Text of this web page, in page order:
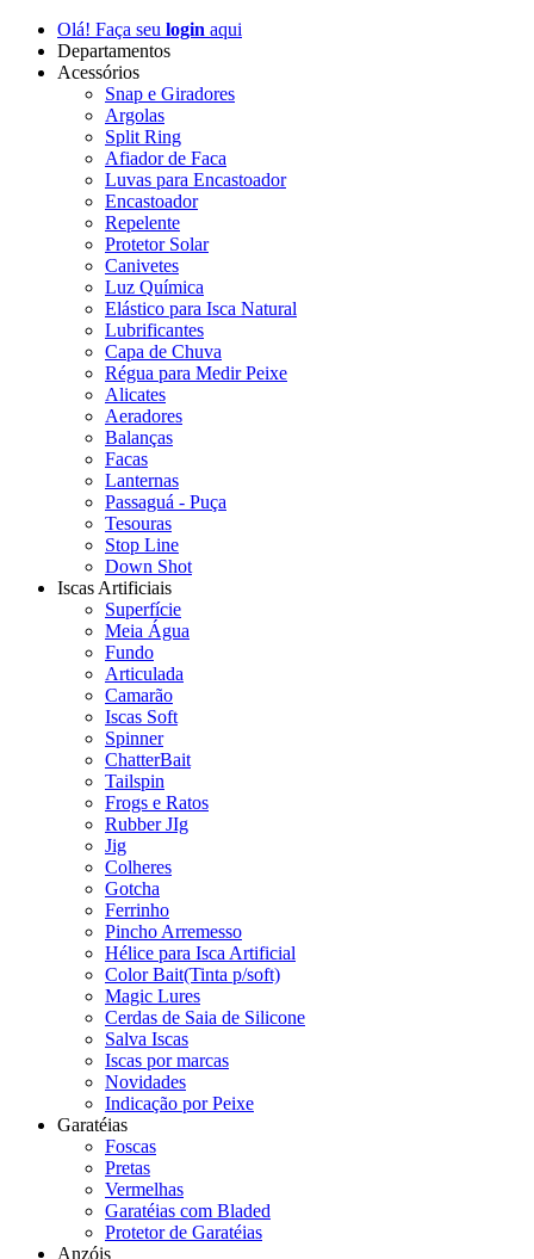
Olá! Faça seu login aqui
Departamentos
Acessórios
Snap e Giradores
Argolas
Split Ring
Afiador de Faca
Luvas para Encastoador
Encastoador
Repelente
Protetor Solar
Canivetes
Luz Química
Elástico para Isca Natural
Lubrificantes
Capa de Chuva
Régua para Medir Peixe
Alicates
Aeradores
Balanças
Facas
Lanternas
Passaguá - Puça
Tesouras
Stop Line
Down Shot
Iscas Artificiais
Superfície
Meia Água
Fundo
Articulada
Camarão
Iscas Soft
Spinner
ChatterBait
Tailspin
Frogs e Ratos
Rubber JIg
Jig
Colheres
Gotcha
Ferrinho
Pincho Arremesso
Hélice para Isca Artificial
Color Bait(Tinta p/soft)
Magic Lures
Cerdas de Saia de Silicone
Salva Iscas
Iscas por marcas
Novidades
Indicação por Peixe
Garatéias
Foscas
Pretas
Vermelhas
Garatéias com Bladed
Protetor de Garatéias
Anzóis